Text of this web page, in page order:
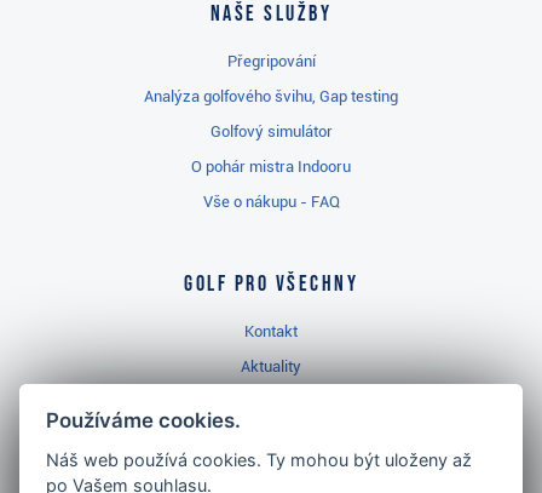
Naše služby
Přegripování
Analýza golfového švihu, Gap testing
Golfový simulátor
O pohár mistra Indooru
Vše o nákupu - FAQ
Golf pro všechny
Kontakt
Aktuality
Golfový slovník
Používáme cookies.
Náš web používá cookies. Ty mohou být uloženy až
po Vašem souhlasu.